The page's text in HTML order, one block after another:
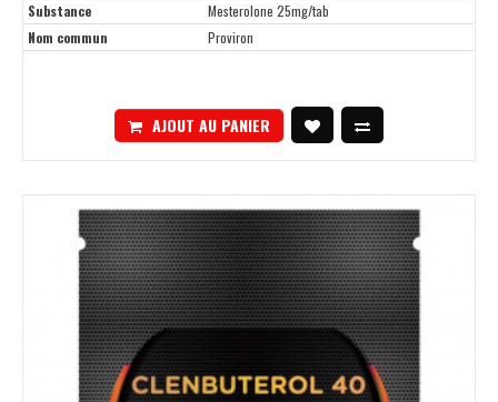
Substance
Mesterolone 25mg/tab
Nom commun
Proviron
AJOUT AU PANIER